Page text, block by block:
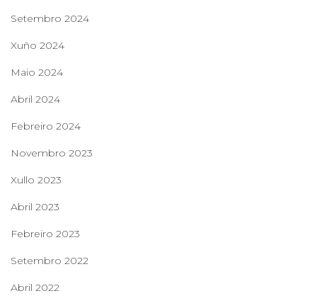
Setembro 2024
Xuño 2024
Maio 2024
Abril 2024
Febreiro 2024
Novembro 2023
Xullo 2023
Abril 2023
Febreiro 2023
Setembro 2022
Abril 2022